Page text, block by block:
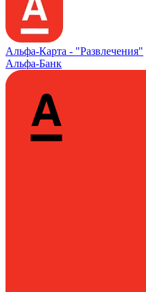
Альфа‑Карта - "Развлечения"
Альфа-Банк